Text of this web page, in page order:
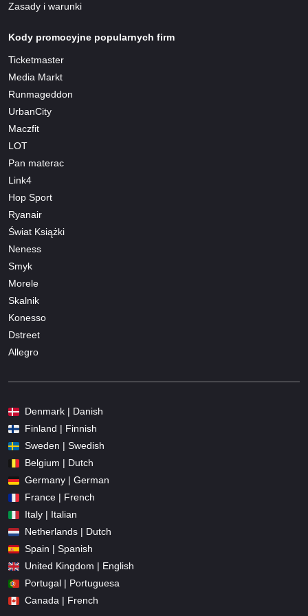
Zasady i warunki
Kody promocyjne popularnych firm
Ticketmaster
Media Markt
Runmageddon
UrbanCity
Maczfit
LOT
Pan materac
Link4
Hop Sport
Ryanair
Świat Książki
Neness
Smyk
Morele
Skalnik
Konesso
Dstreet
Allegro
Denmark | Danish
Finland | Finnish
Sweden | Swedish
Belgium | Dutch
Germany | German
France | French
Italy | Italian
Netherlands | Dutch
Spain | Spanish
United Kingdom | English
Portugal | Portuguesa
Canada | French